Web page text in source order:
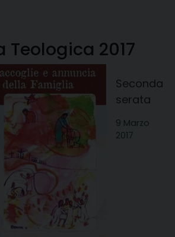
Teologica 2017
Seconda
serata
9 Marzo
2017